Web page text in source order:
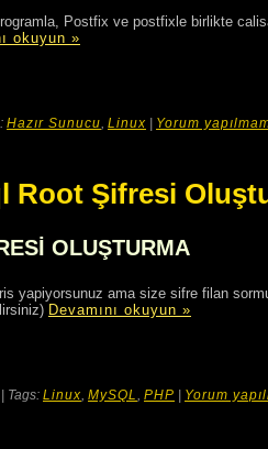
Postfix ve postfixle birlikte
okuyun »
Hazır Sunucu, Linux Yorum
Root Şifresi
OLUŞTURMA
yapiyorsunuz ama size sifre filan
Devamını okuyun »
| Tags: Linux, MySQL, PHP Yorum